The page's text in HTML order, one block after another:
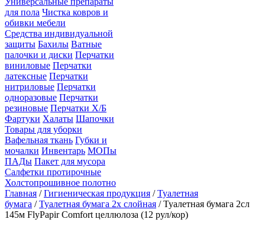
для пола Чистка ковров и
обивки мебели
Средства индивидуальной
защиты Бахилы Ватные
палочки и диски Перчатки
виниловые Перчатки
латексные Перчатки
нитриловые Перчатки
одноразовые Перчатки
резиновые Перчатки Х/Б
Фартуки Халаты Шапочки
Товары для уборки
Вафельная ткань Губки и
мочалки Инвентарь МОПы
ПАДы Пакет для мусора
Салфетки протирочные
Холстопрошивное полотно
Главная /Гигиеническая продукция /Туалетная
бумага /Туалетная бумага 2х слойная / Туалетная бумага 2сл
145м FlyPapir Comfort целлюлоза (12 рул/кор)